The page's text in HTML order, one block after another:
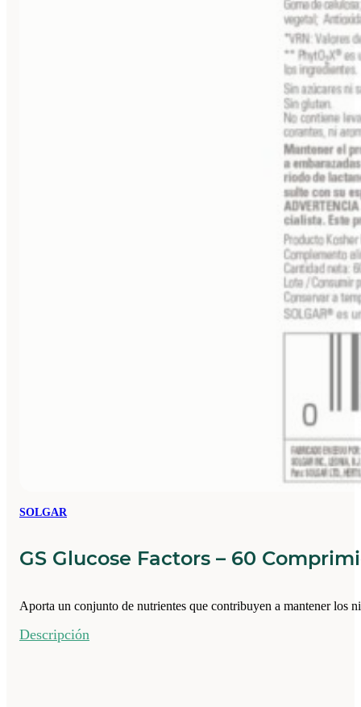
SOLGAR
GS Glucose Factors – 60
Aporta un conjunto de nutrientes que contribuyen a mantener los
Descripción